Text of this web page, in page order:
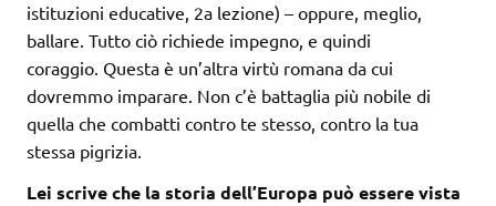
istituzioni educative, 2a lezione) – oppure, meglio,
ballare. Tutto ciò richiede impegno, e quindi
coraggio. Questa è un’altra virtù romana da cui
dovremmo imparare. Non c’è battaglia più nobile di
quella che combatti contro te stesso, contro la tua
stessa pigrizia.
Lei scrive che la storia dell’Europa può essere vista